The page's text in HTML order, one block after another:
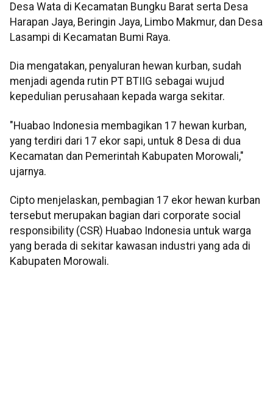
Desa Wata di Kecamatan Bungku Barat serta Desa
Harapan Jaya, Beringin Jaya, Limbo Makmur, dan Desa
Lasampi di Kecamatan Bumi Raya.
Dia mengatakan, penyaluran hewan kurban, sudah
menjadi agenda rutin PT BTIIG sebagai wujud
kepedulian perusahaan kepada warga sekitar.
"Huabao Indonesia membagikan 17 hewan kurban,
yang terdiri dari 17 ekor sapi, untuk 8 Desa di dua
Kecamatan dan Pemerintah Kabupaten Morowali,"
ujarnya.
Cipto menjelaskan, pembagian 17 ekor hewan kurban
tersebut merupakan bagian dari corporate social
responsibility (CSR) Huabao Indonesia untuk warga
yang berada di sekitar kawasan industri yang ada di
Kabupaten Morowali.